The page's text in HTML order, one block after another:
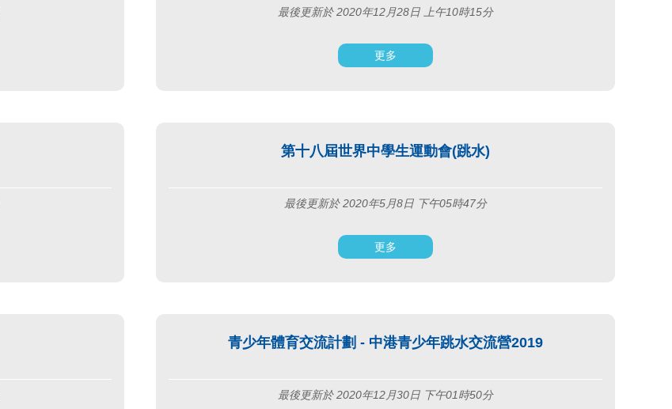
最後更新於 2020年12月28日 上午10時15分
更多
第十八屆世界中學生運動會(跳水)
最後更新於 2020年5月8日 下午05時47分
更多
青少年體育交流計劃 - 中港青少年跳水交流營2019
最後更新於 2020年12月30日 下午01時50分